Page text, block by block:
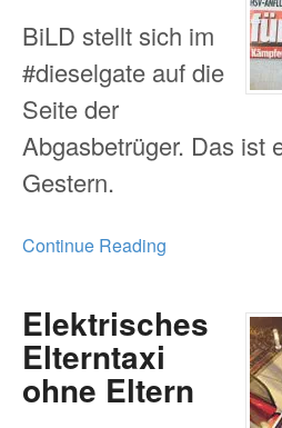
BiLD stellt sich im
#dieselgate auf die
Seite der
Abgasbetrüger. Das ist
Gestern.
Continue Reading
Elektrisches
Elterntaxi
ohne Eltern